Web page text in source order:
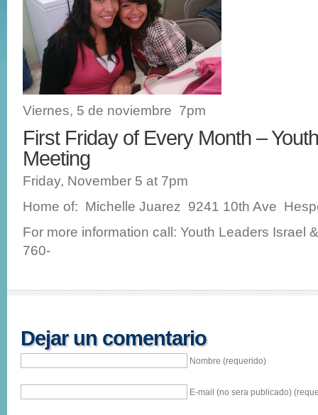
Viernes, 5 de noviembre 7pm
First Friday of Every Month –
Meeting
Friday, November 5 at 7pm
Home of: Michelle Juarez 9241 10th Ave
For more information call: Youth Leaders Israel
760-
Dejar un comentario
Nombre (requerido)
E-mail (no sera publicado)